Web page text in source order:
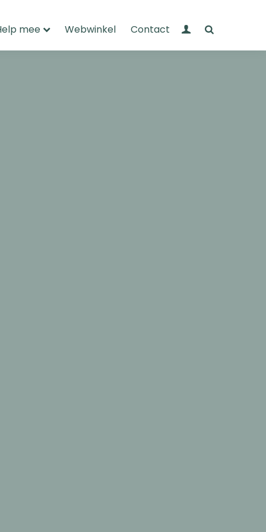
mee Webwinkel Contact Mijn Wandelnet